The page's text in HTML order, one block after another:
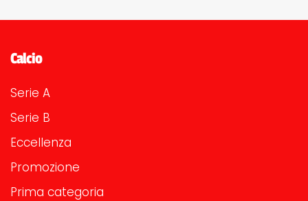
Calcio
Serie A
Serie B
Eccellenza
Promozione
Prima categoria